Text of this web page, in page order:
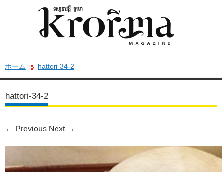
ホーム hattori-34-2
hattori-34-2
← Previous Next →